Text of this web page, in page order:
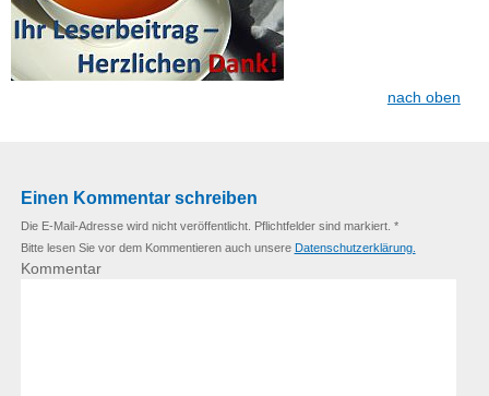
nach oben
Einen Kommentar schreiben
Die E-Mail-Adresse wird nicht veröffentlicht. Pflichtfelder sind markiert. *
Bitte lesen Sie vor dem Kommentieren auch unsere Datenschutzerklärung.
Kommentar